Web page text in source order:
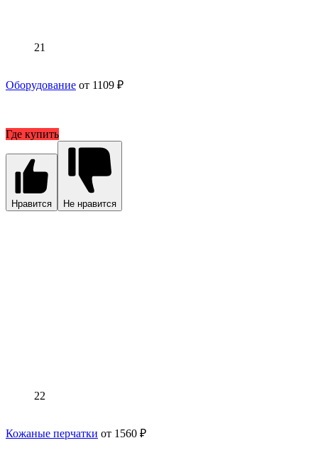
21
Оборудование от 1109 ₽
Где купить
Нравится Не нравится
22
Кожаные перчатки от 1560 ₽